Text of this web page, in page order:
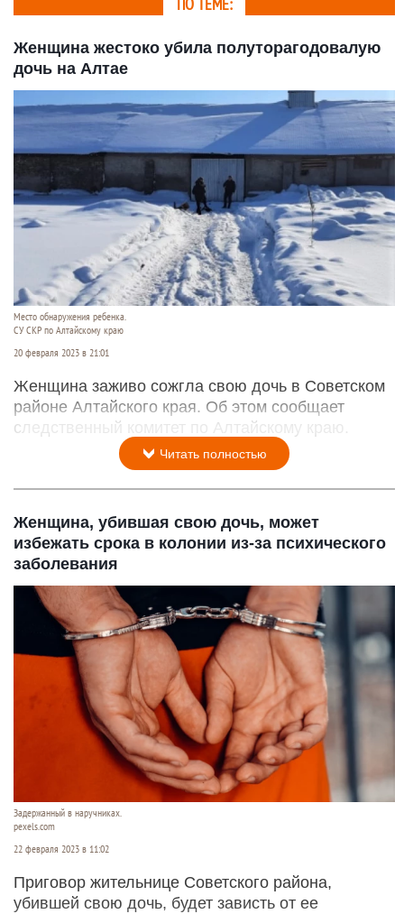
ПО ТЕМЕ:
Женщина жестоко убила полуторагодовалую
дочь на Алтае
Место обнаружения ребенка.
СУ СКР по Алтайскому краю
20 февраля 2023 в 21:01
Женщина заживо сожгла свою дочь в Советском
районе Алтайского края. Об этом сообщает
следственный комитет по Алтайскому краю.
Читать полностью
Женщина, убившая свою дочь, может
избежать срока в колонии из-за психического
заболевания
Задержанный в наручниках.
pexels.com
22 февраля 2023 в 11:02
Приговор жительнице Советского района,
убившей свою дочь, будет зависть от ее